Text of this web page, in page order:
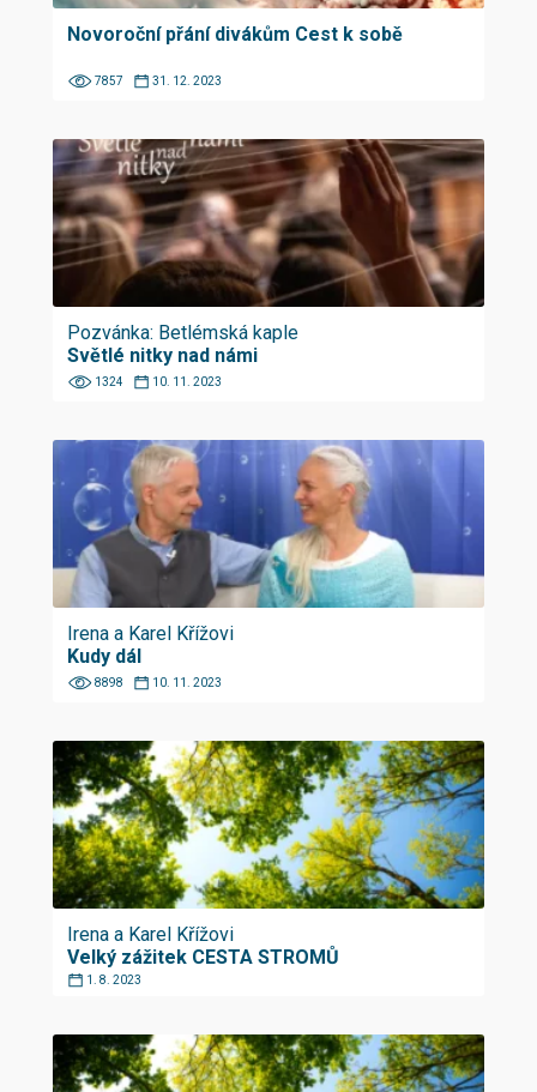
Novoroční přání divákům Cest k sobě
7857 31. 12. 2023
Pozvánka: Betlémská kaple
Světlé nitky nad námi
1324 10. 11. 2023
Irena a Karel Křížovi
Kudy dál
8898 10. 11. 2023
Irena a Karel Křížovi
Velký zážitek CESTA STROMŮ
1. 8. 2023